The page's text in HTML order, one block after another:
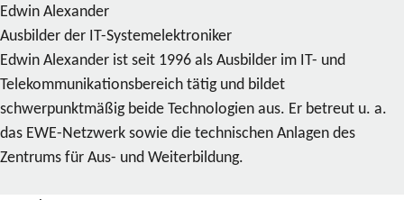
Edwin Alexander
Ausbilder der IT-Systemelektroniker
Edwin Alexander ist seit 1996 als Ausbilder im IT- und
Telekommunikationsbereich tätig und bildet
schwerpunktmäßig beide Technologien aus. Er betreut u. a.
das EWE-Netzwerk sowie die technischen Anlagen des
Zentrums für Aus- und Weiterbildung.